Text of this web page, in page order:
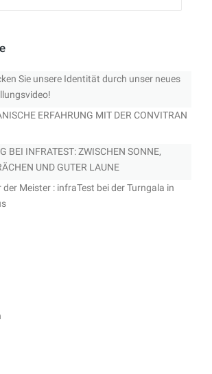
Sie unsere Identität durch unser neues
ERFAHRUNG MIT DER CONVITRAN
BEI INFRATEST: ZWISCHEN SONNE,
UND GUTER LAUNE
der Meister : infraTest bei der Turngala in